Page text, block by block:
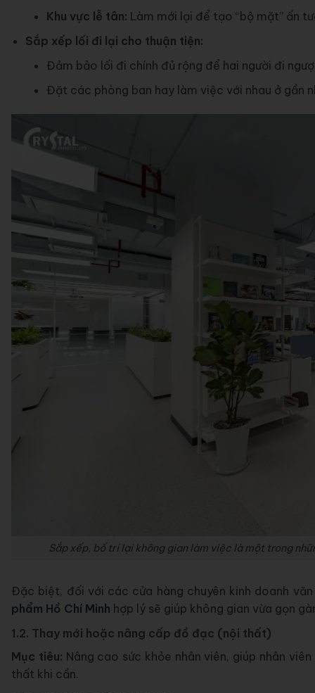
Khu vực lễ tân: Làm mới lại để tạo “bộ mặt” ấn
Sắp xếp lối đi lại cho thuận tiện:
Đảm bảo lối đi chính đủ rộng để hai người đi
Đặt các phòng ban hay làm việc với nhau ở gần
Sắp xếp, bố trí lại không gian làm việc là một trong
Đặc biệt, đối với các cửa hàng chuyên kinh doanh
phẩm Hồ Chí Minh hợp lý sẽ giúp không gian vừa gọn
1.2. Thay mới hoặc nâng cấp đồ đạc (nội thất)
Mục tiêu: Nâng cao sức khỏe nhân viên, giúp nhân
thất khi cần.